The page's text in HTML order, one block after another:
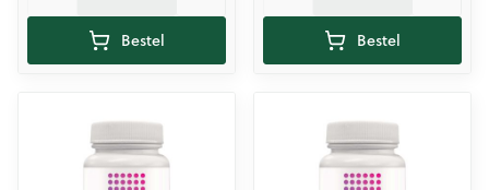
Bestel Bestel